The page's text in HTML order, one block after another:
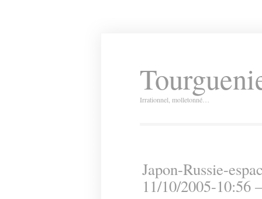
Irrationnel, molletonné…
Japon-Russie-
11/10/2005-10:56